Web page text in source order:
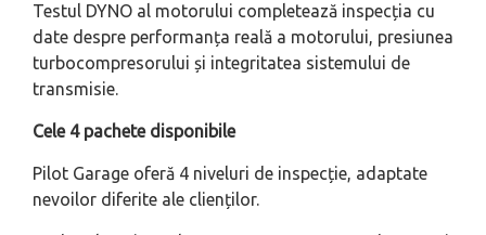
Testul DYNO al motorului completează inspecția cu
date despre performanța reală a motorului, presiunea
turbocompresorului și integritatea sistemului de
transmisie.
Cele 4 pachete disponibile
Pilot Garage oferă 4 niveluri de inspecție, adaptate
nevoilor diferite ale clienților.